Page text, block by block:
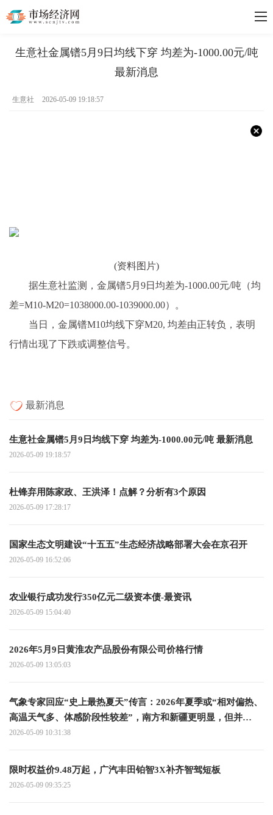
生意社金属镨5月9日均线下穿 均差为-1000.00元/吨
最新消息
生意社 2026-05-09 19:18:57
(资料图片)
据生意社监测，金属镨5月9日均差为-1000.00元/吨（均
差=M10-M20=1038000.00-1039000.00）。
当日，金属镨M10均线下穿M20, 均差由正转负，表明
行情出现了下跌或调整信号。
最新消息
生意社金属镨5月9日均线下穿 均差为-1000.00元/吨 最新消息
2026-05-09 19:18:57
杜锋弃用陈家政、王洪泽！点解？分析有3个原因
2026-05-09 17:28:17
国家生态文明建设“十五五”生态经济战略部署大会在京召开
2026-05-09 16:52:06
农业银行成功发行350亿元二级资本债-最资讯
2026-05-09 15:04:40
2026年5月9日黄淮农产品股份有限公司价格行情
2026-05-09 13:05:03
气象专家回应“史上最热夏天”传言：2026年夏季或“相对偏热、
高温天气多、体感阶段性较差”，南方和新疆更明显，但并
非“灾难级夏天”
2026-05-09 10:31:38
限时权益价9.48万起，广汽丰田铂智3X补齐智驾短板
2026-05-09 09:35:25